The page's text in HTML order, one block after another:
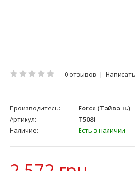
0 отзывов |
Производитель:
Force (Тайвань)
Артикул:
T5081
Наличие:
Есть в наличии